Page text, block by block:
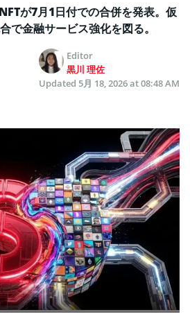
が7月1日付での合併を発表。仮
で金融サービス強化を図る。
Editor
黒川 理佐
Updated 5月 18, 2026 at 08:48 AM